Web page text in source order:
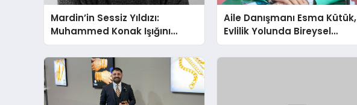
Mardin’in Sessiz Yıldızı:
Muhammed Konak Işığını
Ekranlara Taşıyor
Aile Danışmanı Esma Kütük,
Evlilik Yolunda Bireysel
Farkındalığın ve Sınırların
Gücünü Anlatıyor